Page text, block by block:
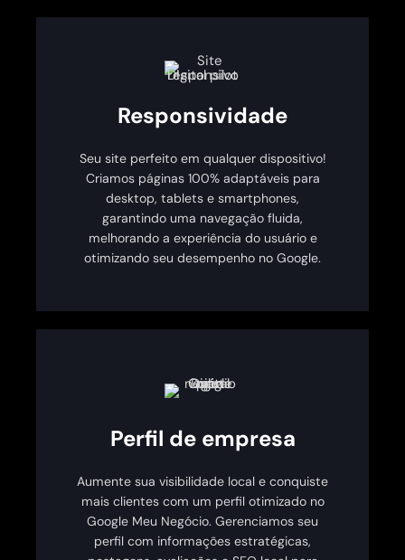
Responsividade
Seu site perfeito em qualquer dispositivo!
Criamos páginas 100% adaptáveis para
desktop, tablets e smartphones,
garantindo uma navegação fluida,
melhorando a experiência do usuário e
otimizando seu desempenho no Google.
Perfil de empresa
Aumente sua visibilidade local e conquiste
mais clientes com um perfil otimizado no
Google Meu Negócio. Gerenciamos seu
perfil com informações estratégicas,